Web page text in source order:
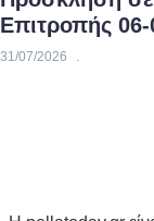
Επιτροπής
31/07/2026